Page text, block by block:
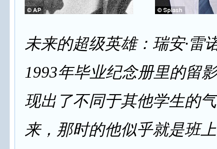
未来的超级英雄：瑞安·雷
1993年毕业纪念册里的留
现出了不同于其他学生的
来，那时的他似乎就是班